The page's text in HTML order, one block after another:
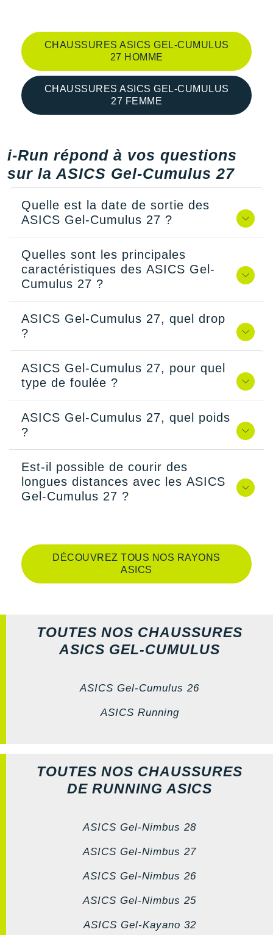
CHAUSSURES ASICS GEL-CUMULUS
27 HOMME
CHAUSSURES ASICS GEL-CUMULUS
27 FEMME
i-Run répond à vos questions
sur la ASICS Gel-Cumulus 27
Quelle est la date de sortie des
ASICS Gel-Cumulus 27 ?
Quelles sont les principales
caractéristiques des ASICS Gel-
Cumulus 27 ?
ASICS Gel-Cumulus 27, quel drop
?
ASICS Gel-Cumulus 27, pour quel
type de foulée ?
ASICS Gel-Cumulus 27, quel poids
?
Est-il possible de courir des
longues distances avec les ASICS
Gel-Cumulus 27 ?
DÉCOUVREZ TOUS NOS RAYONS
ASICS
TOUTES NOS CHAUSSURES
ASICS GEL-CUMULUS
ASICS Gel-Cumulus 26
ASICS Running
TOUTES NOS CHAUSSURES
DE RUNNING ASICS
ASICS Gel-Nimbus 28
ASICS Gel-Nimbus 27
ASICS Gel-Nimbus 26
ASICS Gel-Nimbus 25
ASICS Gel-Kayano 32